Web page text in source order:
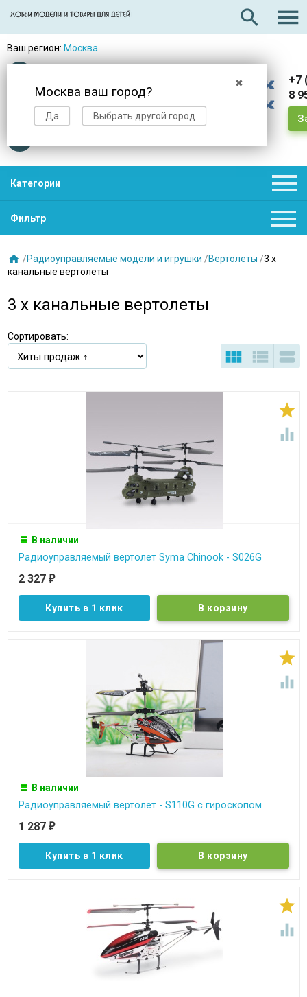
search 
Ваш регион: Москва
✖
Москва ваш город?
Да Выбрать другой город
Доставкав день заказа
+7
8
Категории 
Фильтр 
 /Радиоуправляемые модели и игрушки /Вертолеты /3 х
канальные вертолеты
3 х канальные вертолеты
Сортировать:
  


В наличии
Радиоуправляемый вертолет Syma Chinook - S026G
2 327 ₽
Купить в 1 клик


В наличии
Радиоуправляемый вертолет - S110G с гироскопом
1 287 ₽
Купить в 1 клик

